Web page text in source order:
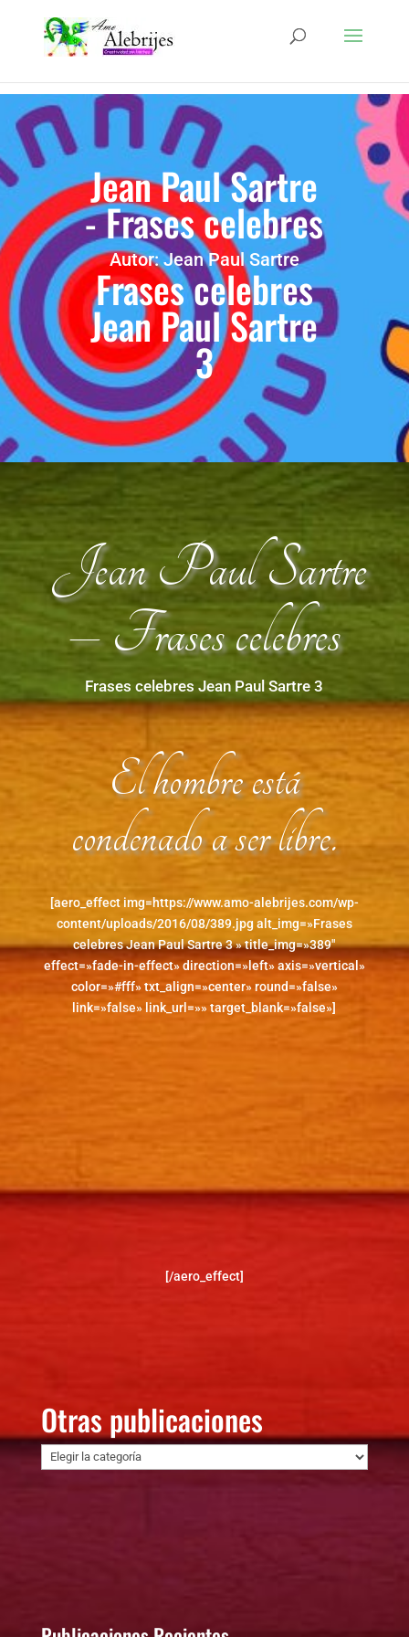
Jean Paul Sartre
- Frases celebres
Autor: Jean Paul Sartre
Frases celebres
Jean Paul Sartre
3
Jean Paul Sartre
– Frases celebres
Frases celebres Jean Paul Sartre 3
El hombre está
condenado a ser libre.
[aero_effect img=https://www.amo-alebrijes.com/wp-
content/uploads/2016/08/389.jpg alt_img=»Frases
celebres Jean Paul Sartre 3 » title_img=»389″
effect=»fade-in-effect» direction=»left» axis=»vertical»
color=»#fff» txt_align=»center» round=»false»
link=»false» link_url=»» target_blank=»false»]
[/aero_effect]
Otras publicaciones
Otras
publicaciones